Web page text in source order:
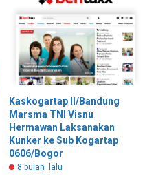
Kaskogartap II/Bandung
Marsma TNI Visnu
Hermawan Laksanakan
Kunker ke Sub Kogartap
0606/Bogor
8 bulan lalu